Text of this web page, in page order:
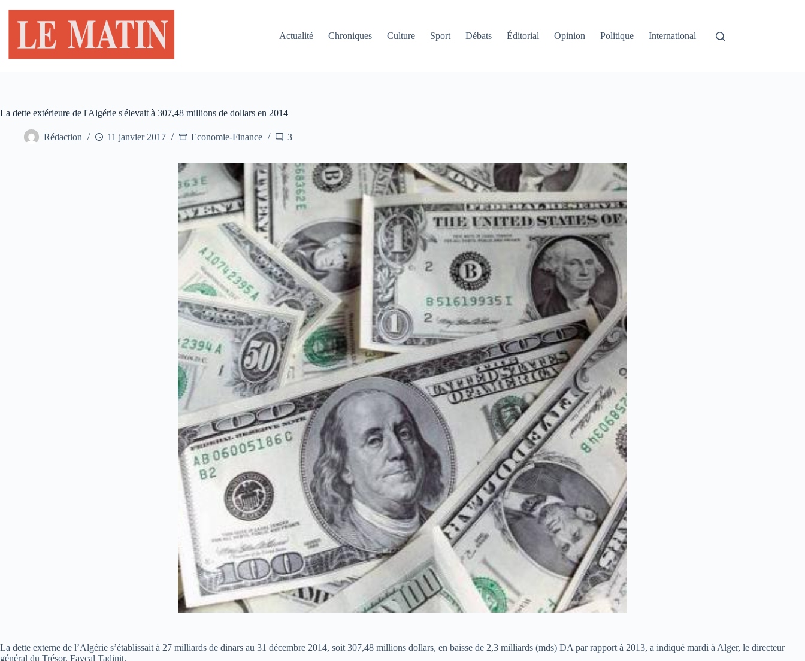
contenu
Actualité
Chroniques Culture Sport Débats Éditorial Opinion Politique International
La dette extérieure de l'Algérie s'élevait à 307,48 millions de dollars en 2014
Rédaction 11 janvier 2017 Economie-Finance 3
La dette externe de l’Algérie s’établissait à 27 milliards de dinars au 31 décembre 2014, soit 307,48 millions dollars, en baisse de 2,3 milliards (mds) DA par rapport à 2013, a indiqué mardi à Alger, le directeur
général du Trésor, Fayçal Tadinit.